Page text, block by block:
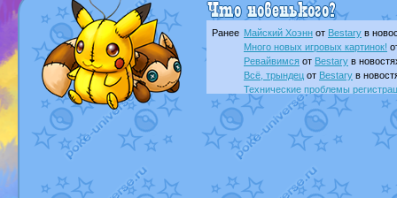
Ранее Майский Хоэнн от Bestary в
Много новых игровых картинок!
Ревайвимся от Bestary в
Всё, трындец от Bestary в
Технические проблемы
доброе утро славянеот
в
Йолда и Мимикьюот
Недовольный котомангуст
от
The Dark Wishmaker от
Randomon
ilovearceus
Raging Boltот GraceDaFox
в